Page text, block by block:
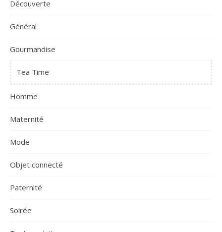
Découverte
Général
Gourmandise
Tea Time
Homme
Maternité
Mode
Objet connecté
Paternité
Soirée